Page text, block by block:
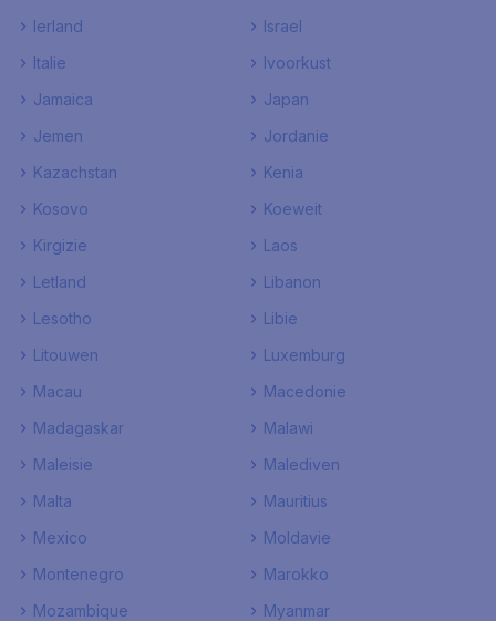
Ierland
Israel
Italie
Ivoorkust
Jamaica
Japan
Jemen
Jordanie
Kazachstan
Kenia
Kosovo
Koeweit
Kirgizie
Laos
Letland
Libanon
Lesotho
Libie
Litouwen
Luxemburg
Macau
Macedonie
Madagaskar
Malawi
Maleisie
Malediven
Malta
Mauritius
Mexico
Moldavie
Montenegro
Marokko
Mozambique
Myanmar